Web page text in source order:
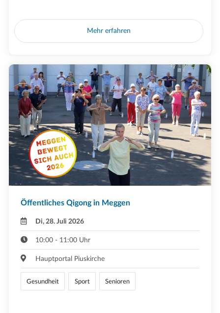
Mehr erfahren
Öffentliches Qigong in Meggen
Di, 28. Juli 2026
10:00 - 11:00 Uhr
Hauptportal Piuskirche
Gesundheit Sport Senioren